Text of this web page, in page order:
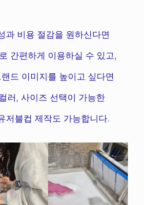
과 비용 절감을 원하신다면
간편하게 이용하실 수 있고,
드 이미지를 높이고 싶다면
러, 사이즈 선택이 가능한
저블컵 제작도 가능합니다.